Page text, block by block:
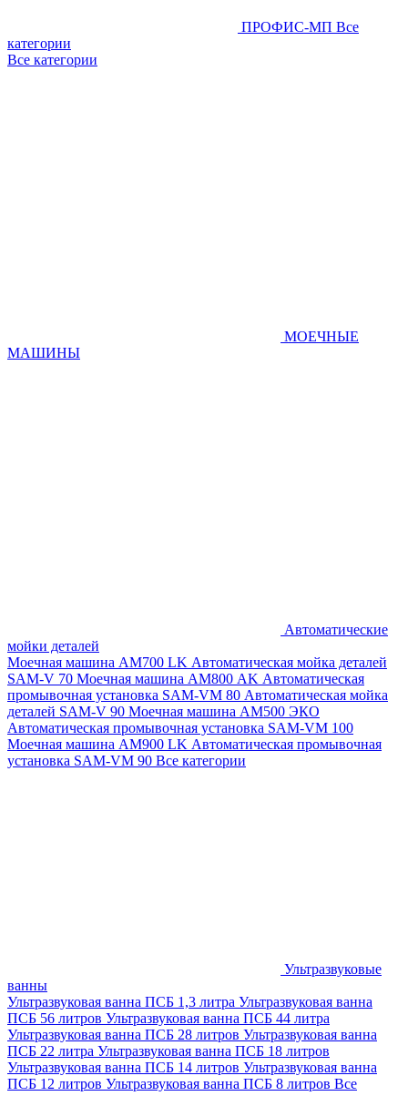
ПРОФИС-МП Все
категории
Все категории
МОЕЧНЫЕ
МАШИНЫ
Автоматические
мойки деталей
Моечная машина AM700 LK Автоматическая мойка деталей
SAM-V 70 Моечная машина АМ800 AK Автоматическая
промывочная установка SAM-VM 80 Автоматическая мойка
деталей SAM-V 90 Моечная машина АМ500 ЭКО
Автоматическая промывочная установка SAM-VM 100
Моечная машина AM900 LK Автоматическая промывочная
установка SAM-VM 90 Все категории
Ультразвуковые
ванны
Ультразвуковая ванна ПСБ 1,3 литра Ультразвуковая ванна
ПСБ 56 литров Ультразвуковая ванна ПСБ 44 литра
Ультразвуковая ванна ПСБ 28 литров Ультразвуковая ванна
ПСБ 22 литра Ультразвуковая ванна ПСБ 18 литров
Ультразвуковая ванна ПСБ 14 литров Ультразвуковая ванна
ПСБ 12 литров Ультразвуковая ванна ПСБ 8 литров Все